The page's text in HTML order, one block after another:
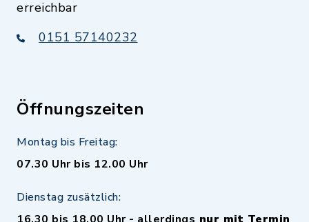
erreichbar
0151 57140232
Öffnungszeiten
Montag bis Freitag:
07.30 Uhr bis 12.00 Uhr
Dienstag zusätzlich: